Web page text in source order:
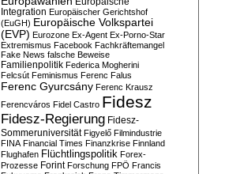
Integration Europäischer Gerichtshof
(EuGH) Europäische Volkspartei
(EVP) Eurozone Ex-Agent Ex-Porno-Star
Extremismus Facebook Fachkräftemangel
Fake News falsche Beweise
Familienpolitik Federica Mogherini
Felcsút Feminismus Ferenc Falus
Ferenc Gyurcsány Ferenc Krausz
Ferencváros Fidel Castro Fidesz
Fidesz-Regierung Fidesz-
Sommeruniversität Figyelő Filmindustrie
FINA Financial Times Finanzkrise Finnland
Flughafen Flüchtlingspolitik Forex-
Prozesse Forint Forschung FPÖ Francis